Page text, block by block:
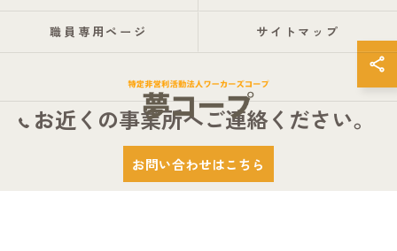
お近くの事業所へご連絡ください。
お問い合わせはこちら
職員専用ページ サイトマップ
ALL RIGHTS RESERVED.